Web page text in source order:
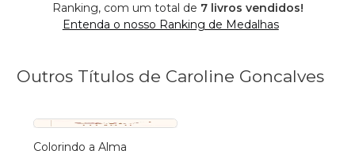
Ranking, com um total de 7 livros vendidos!
Entenda o nosso Ranking de Medalhas
Outros Títulos de Caroline Goncalves
Colorindo a Alma